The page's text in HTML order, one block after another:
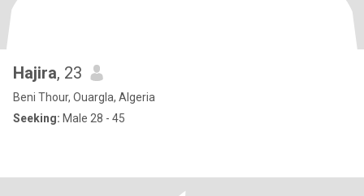
Hajira, 23
Beni Thour, Ouargla, Algeria
Seeking: Male 28 - 45